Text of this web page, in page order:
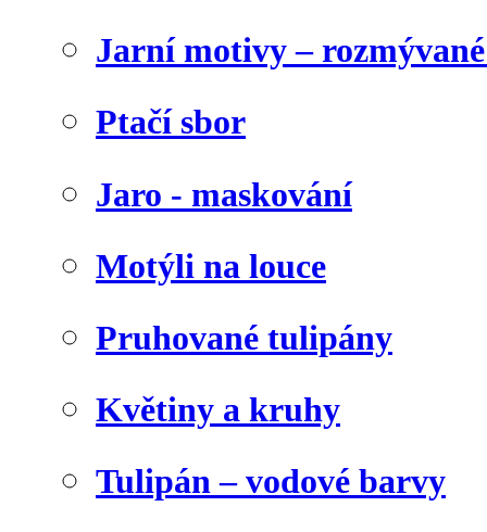
Jarní motivy –
Ptačí sbor
Jaro - maskování
Motýli na louce
Pruhované tulipány
Květiny a kruhy
Tulipán – vodové barvy